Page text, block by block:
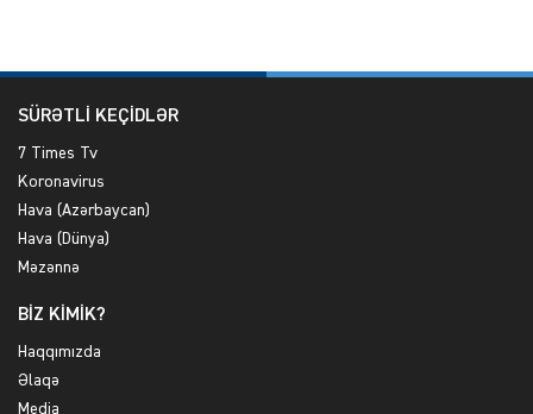
SÜRƏTLİ KEÇİDLƏR
7 Times Tv
Koronavirus
Hava (Azərbaycan)
Hava (Dünya)
Məzənnə
BİZ KİMİK?
Haqqımızda
Əlaqə
Media